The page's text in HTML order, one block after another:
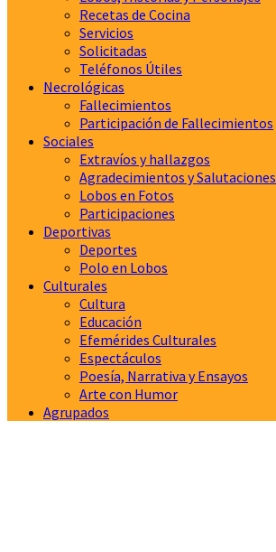
Recetas de Cocina
Servicios
Solicitadas
Teléfonos Útiles
Necrológicas
Fallecimientos
Participación de Fallecimientos
Sociales
Extravíos y hallazgos
Agradecimientos y Salutaciones
Lobos en Fotos
Participaciones
Deportivas
Deportes
Polo en Lobos
Culturales
Cultura
Educación
Efemérides Culturales
Espectáculos
Poesía, Narrativa y Ensayos
Arte con Humor
Agrupados